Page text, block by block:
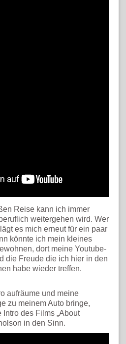
Reise kann ich immer
weitergehen wird. Wer
es mich erneut für ein paar
könnte ich mein kleines
dort meine Youtube-
die Freude die ich hier in den
habe wieder treffen.
aufräume und meine
zu meinem Auto bringe,
des Films „About
in den Sinn.